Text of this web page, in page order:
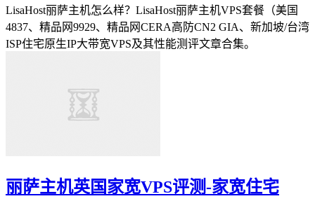
LisaHost丽萨主机怎么样？LisaHost丽萨主机VPS套餐（美国
4837、精品网9929、精品网CERA高防CN2 GIA、新加坡/台湾
ISP住宅原生IP大带宽VPS及其性能测评文章合集。
丽萨主机英国家宽VPS评测-家宽住宅